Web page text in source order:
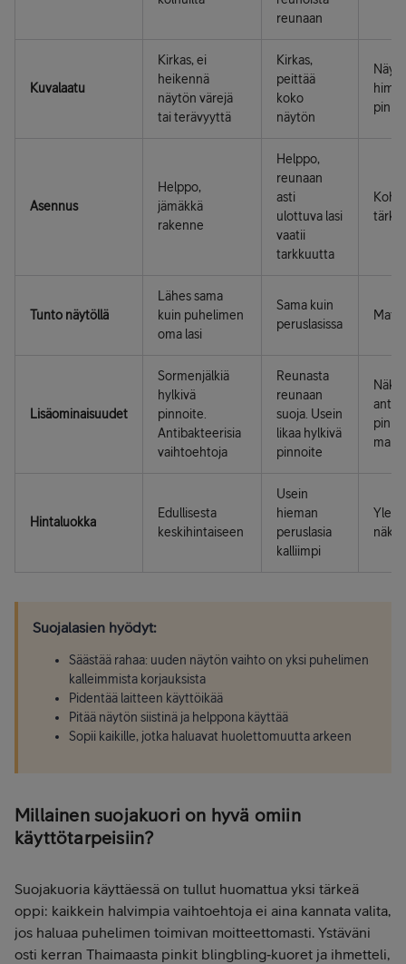
reunaan
Kuvalaatu
Kirkas, ei
heikennä
näytön värejä
tai terävyyttä
Kirkas,
peittää
koko
näytön
Asennus
Helppo,
jämäkkä
rakenne
Helppo,
reunaan
asti
ulottuva lasi
vaatii
tarkkuutta
Tunto näytöllä
Lähes sama
kuin puhelimen
oma lasi
Sama kuin
peruslasissa
Lisäominaisuudet
Sormenjälkiä
hylkivä
pinnoite.
Antibakteerisia
vaihtoehtoja
Reunasta
reunaan
suoja. Usein
likaa hylkivä
pinnoite
Hintaluokka
Edullisesta
keskihintaiseen
Usein
hieman
peruslasia
kalliimpi
Suojalasien hyödyt:
Säästää rahaa: uuden näytön vaihto on yksi puhelimen
kalleimmista korjauksista
Pidentää laitteen käyttöikää
Pitää näytön siistinä ja helppona käyttää
Sopii kaikille, jotka haluavat huolettomuutta arkeen
Millainen suojakuori on hyvä omiin
käyttötarpeisiin?
Suojakuoria käyttäessä on tullut huomattua yksi tärkeä
oppi: kaikkein halvimpia vaihtoehtoja ei aina kannata valita,
jos haluaa puhelimen toimivan moitteettomasti. Ystäväni
osti kerran Thaimaasta pinkit blingbling‑kuoret ja ihmetteli,